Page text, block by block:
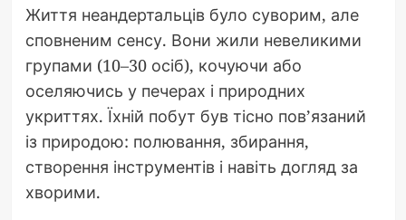
Життя неандертальців було суворим, але
сповненим сенсу. Вони жили невеликими
групами (10–30 осіб), кочуючи або
оселяючись у печерах і природних
укриттях. Їхній побут був тісно пов’язаний
із природою: полювання, збирання,
створення інструментів і навіть догляд за
хворими.